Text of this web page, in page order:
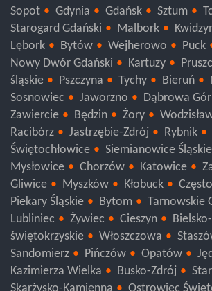
pomorskie
Kościerzyna Człuchów
Sopot
Gdynia Gdańsk Sztum
Starogard Gdański
Malbork
Lębork
Bytów Wejherowo
Puck
Nowy Dwór Gdański
Kartuzy
śląskie
Pszczyna Tychy Bieruń
Sosnowiec
Jaworzno
Dąbrowa
Zawiercie
Będzin Żory
Racibórz
Jastrzębie-Zdrój
Rybnik
Świętochłowice
Siemianowice Śląskie
Mysłowice
Chorzów Katowice
Gliwice
Myszków Kłobuck
Piekary Śląskie
Bytom
Tarnowskie
Lubliniec
Żywiec Cieszyn
Bielsko-
świętokrzyskie
Włoszczowa
Sandomierz
Pińczów Opatów
Kazimierza Wielka
Busko-Zdrój